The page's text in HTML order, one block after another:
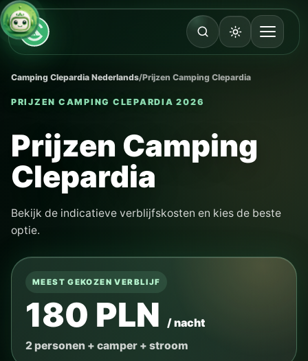
Camping Clepardia Nederlands/Prijzen Camping Clepardia
PRIJZEN CAMPING CLEPARDIA 2026
Prijzen Camping
Clepardia
Bekijk de indicatieve verblijfskosten en kies de beste
optie.
MEEST GEKOZEN VERBLIJF
180 PLN / nacht
2 personen + camper + stroom